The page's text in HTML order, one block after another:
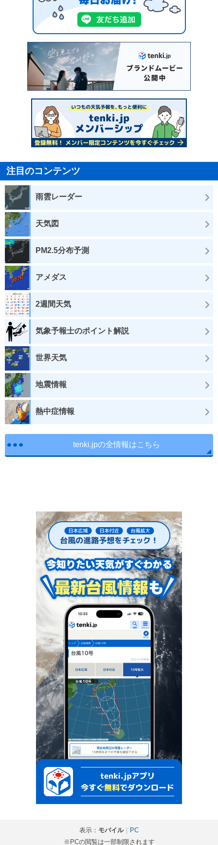
注目のコンテンツ
雨雲レーダー
天気図
PM2.5分布予測
アメダス
2週間天気
気象予報士のポイント解説
世界天気
地震情報
熱中症情報
tenki.jpの全情報はこちら
表示： モバイル｜
PC
※PCの閲覧は一部制限されます